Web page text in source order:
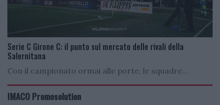
Serie C Girone C: il punto sul mercato delle rivali della
Salernitana
Con il campionato ormai alle porte, le squadre...
IMACO Promosolution